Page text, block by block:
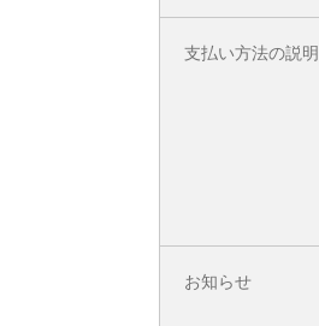
支払い方法の説明
お知らせ